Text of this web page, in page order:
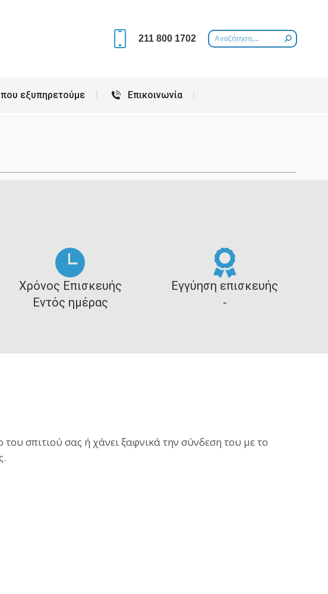
211 800 1702
εξυπηρετούμε Επικοινωνία
Χρόνος Επισκευής
Εντός ημέρας
Εγγύηση επισκευής
-
σπιτιού σας ή χάνει ξαφνικά την σύνδεση του με το
Περιοχές που εξυπηρετούμε Επικοινωνία